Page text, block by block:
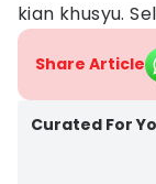
kian khusyu.
Share Article
Curated For